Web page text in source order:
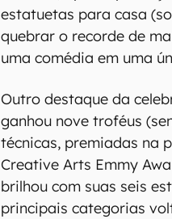
estatuetas para casa
quebrar o recorde de
uma comédia em uma
Outro destaque da
ganhou nove troféus
técnicas, premiadas na
Creative Arts Emmy
brilhou com suas seis
principais categorias